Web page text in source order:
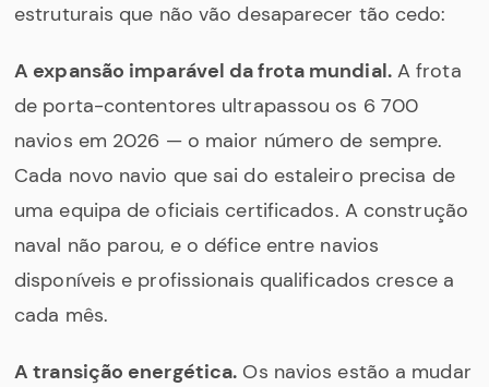
estruturais que não vão desaparecer tão cedo:
A expansão imparável da frota mundial.A frota
de porta-contentores ultrapassou os 6 700
navios em 2026 — o maior número de sempre.
Cada novo navio que sai do estaleiro precisa de
uma equipa de oficiais certificados. A construção
naval não parou, e o défice entre navios
disponíveis e profissionais qualificados cresce a
cada mês.
A transição energética. Os navios estão a mudar